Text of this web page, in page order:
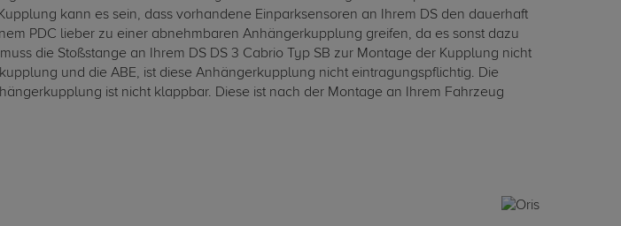
kann es sein, dass vorhandene Einparksensoren an Ihrem DS den dauerhaft
PDC lieber zu einer abnehmbaren Anhängerkupplung greifen, da es sonst dazu
die Stoßstange an Ihrem DS DS 3 Cabrio Typ SB zur Montage der Kupplung nicht
und die ABE, ist diese Anhängerkupplung nicht eintragungspflichtig. Die
ist nicht klappbar. Diese ist nach der Montage an Ihrem Fahrzeug